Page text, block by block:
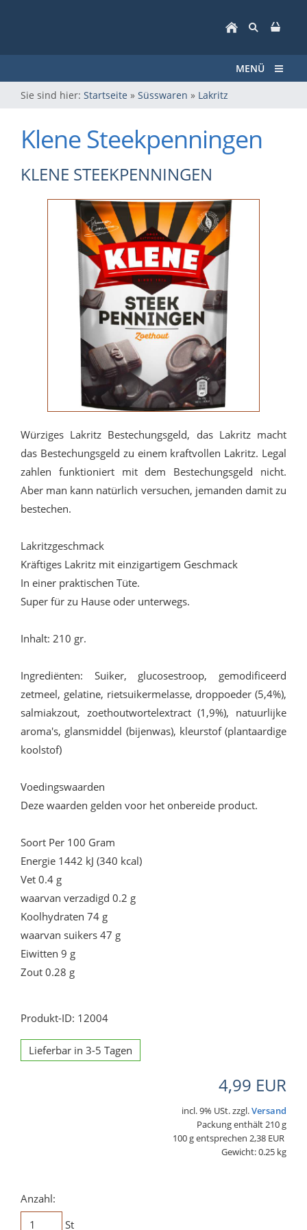
MENÜ
Sie sind hier: Startseite » Süsswaren » Lakritz
Klene Steekpenningen
KLENE STEEKPENNINGEN
Würziges Lakritz Bestechungsgeld, das Lakritz macht
das Bestechungsgeld zu einem kraftvollen Lakritz. Legal
zahlen funktioniert mit dem Bestechungsgeld nicht.
Aber man kann natürlich versuchen, jemanden damit zu
bestechen.
Lakritzgeschmack
Kräftiges Lakritz mit einzigartigem Geschmack
In einer praktischen Tüte.
Super für zu Hause oder unterwegs.
Inhalt: 210 gr.
Ingrediënten: Suiker, glucosestroop, gemodificeerd
zetmeel, gelatine, rietsuikermelasse, droppoeder (5,4%),
salmiakzout, zoethoutwortelextract (1,9%), natuurlijke
aroma's, glansmiddel (bijenwas), kleurstof (plantaardige
koolstof)
Voedingswaarden
Deze waarden gelden voor het onbereide product.
Soort Per 100 Gram
Energie 1442 kJ (340 kcal)
Vet 0.4 g
waarvan verzadigd 0.2 g
Koolhydraten 74 g
waarvan suikers 47 g
Eiwitten 9 g
Zout 0.28 g
Produkt-ID: 12004
Lieferbar in 3-5 Tagen
4,99 EUR
incl. 9% USt. zzgl.Versand
Packung enthält 210 g
100 g entsprechen 2,38 EUR
Gewicht: 0.25 kg
Anzahl:
St